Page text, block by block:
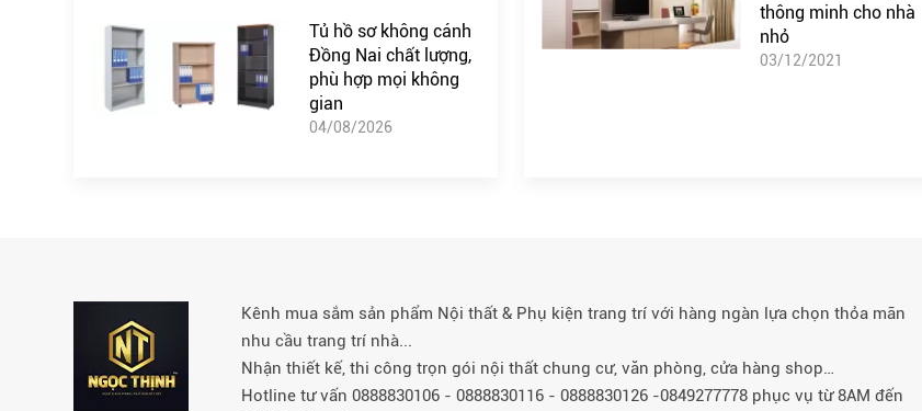
Tủ hồ sơ không cánh
Đồng Nai chất lượng,
phù hợp mọi không
gian
04/08/2026
thông minh cho nhà
nhỏ
03/12/2021
Kênh mua sắm sản phẩm Nội thất & Phụ kiện trang trí với hàng ngàn lựa chọn thỏa mãn
nhu cầu trang trí nhà...
Nhận thiết kế, thi công trọn gói nội thất chung cư, văn phòng, cửa hàng shop…
Hotline tư vấn 0888830106 - 0888830116 - 0888830126 -0849277778 phục vụ từ 8AM đến